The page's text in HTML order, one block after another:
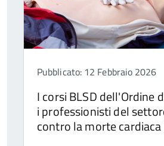
Pubblicato: 12 Febbraio 2026
I corsi BLSD dell'Ordine
i professionisti del
contro la morte